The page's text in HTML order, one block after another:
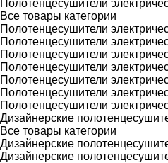
Полотенцесушители
Все товары категории
Полотенцесушители
Полотенцесушители
Полотенцесушители
Полотенцесушители
Полотенцесушители
Полотенцесушители
Полотенцесушители
Дизайнерские
Все товары категории
Дизайнерские
Дизайнерские